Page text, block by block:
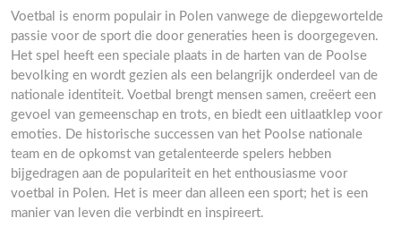
Voetbal is enorm populair in Polen vanwege de diepgewortelde
passie voor de sport die door generaties heen is doorgegeven.
Het spel heeft een speciale plaats in de harten van de Poolse
bevolking en wordt gezien als een belangrijk onderdeel van de
nationale identiteit. Voetbal brengt mensen samen, creëert een
gevoel van gemeenschap en trots, en biedt een uitlaatklep voor
emoties. De historische successen van het Poolse nationale
team en de opkomst van getalenteerde spelers hebben
bijgedragen aan de populariteit en het enthousiasme voor
voetbal in Polen. Het is meer dan alleen een sport; het is een
manier van leven die verbindt en inspireert.